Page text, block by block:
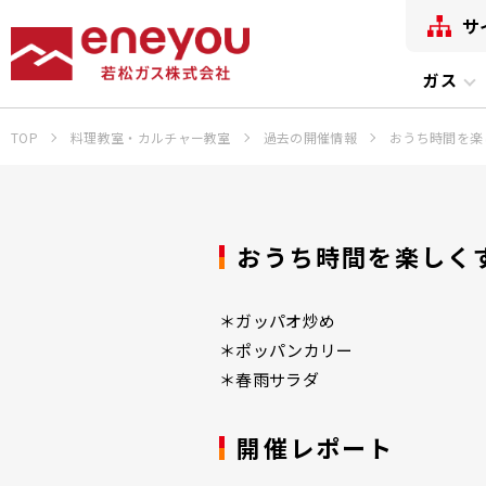
ガス
サ
TOP 料理教室・カルチャー教室 過去の開催情報 おうち時間を
おうち時間を楽し
＊ガッパオ炒め
＊ポッパンカリー
＊春雨サラダ
開催レポート